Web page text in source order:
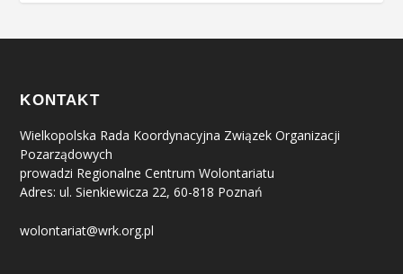
KONTAKT
Wielkopolska Rada Koordynacyjna Związek Organizacji
Pozarządowych
prowadzi Regionalne Centrum Wolontariatu
Adres: ul. Sienkiewicza 22, 60-818 Poznań
wolontariat@wrk.org.pl